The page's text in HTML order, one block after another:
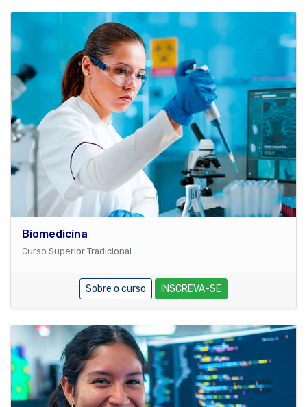
Biomedicina
Curso Superior Tradicional
Sobre o curso INSCREVA-SE